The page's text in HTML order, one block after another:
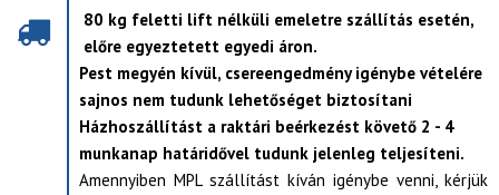
80 kg feletti lift nélküli emeletre szállítás esetén,
előre egyeztetett egyedi áron.
Pest megyén kívül, csereengedmény igénybe vételére
sajnos nem tudunk lehetőséget biztosítani
Házhoszállítást a raktári beérkezést követő 2 - 4
munkanap határidővel tudunk jelenleg teljesíteni.
Amennyiben MPL szállítást kíván igénybe venni, kérjük